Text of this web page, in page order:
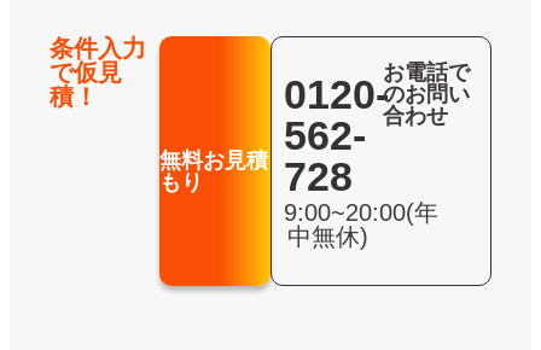
条件入力
で仮見
積！
無料お見積
もり
0120-
562-
728
9:00~20:00(年
中無休)
お電話で
のお問い
合わせ